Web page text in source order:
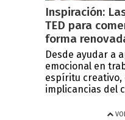
Inspiración:
TED para
forma
Desde ayudar a
emocional en
espíritu creativo,
implicancias del